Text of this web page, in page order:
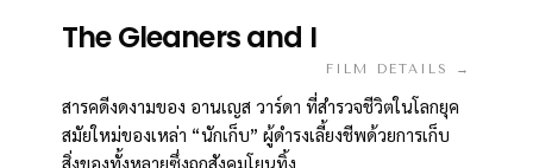
The Gleaners and I
FILM DETAILS →
สารคดีงดงามของ อานเญส วาร์ดา ที่สำรวจชีวิตในโลกยุค
สมัยใหม่ของเหล่า “นักเก็บ” ผู้ดำรงเลี้ยงชีพด้วยการเก็บ
สิ่งของทั้งหลายซึ่งถูกสังคมโยนทิ้ง